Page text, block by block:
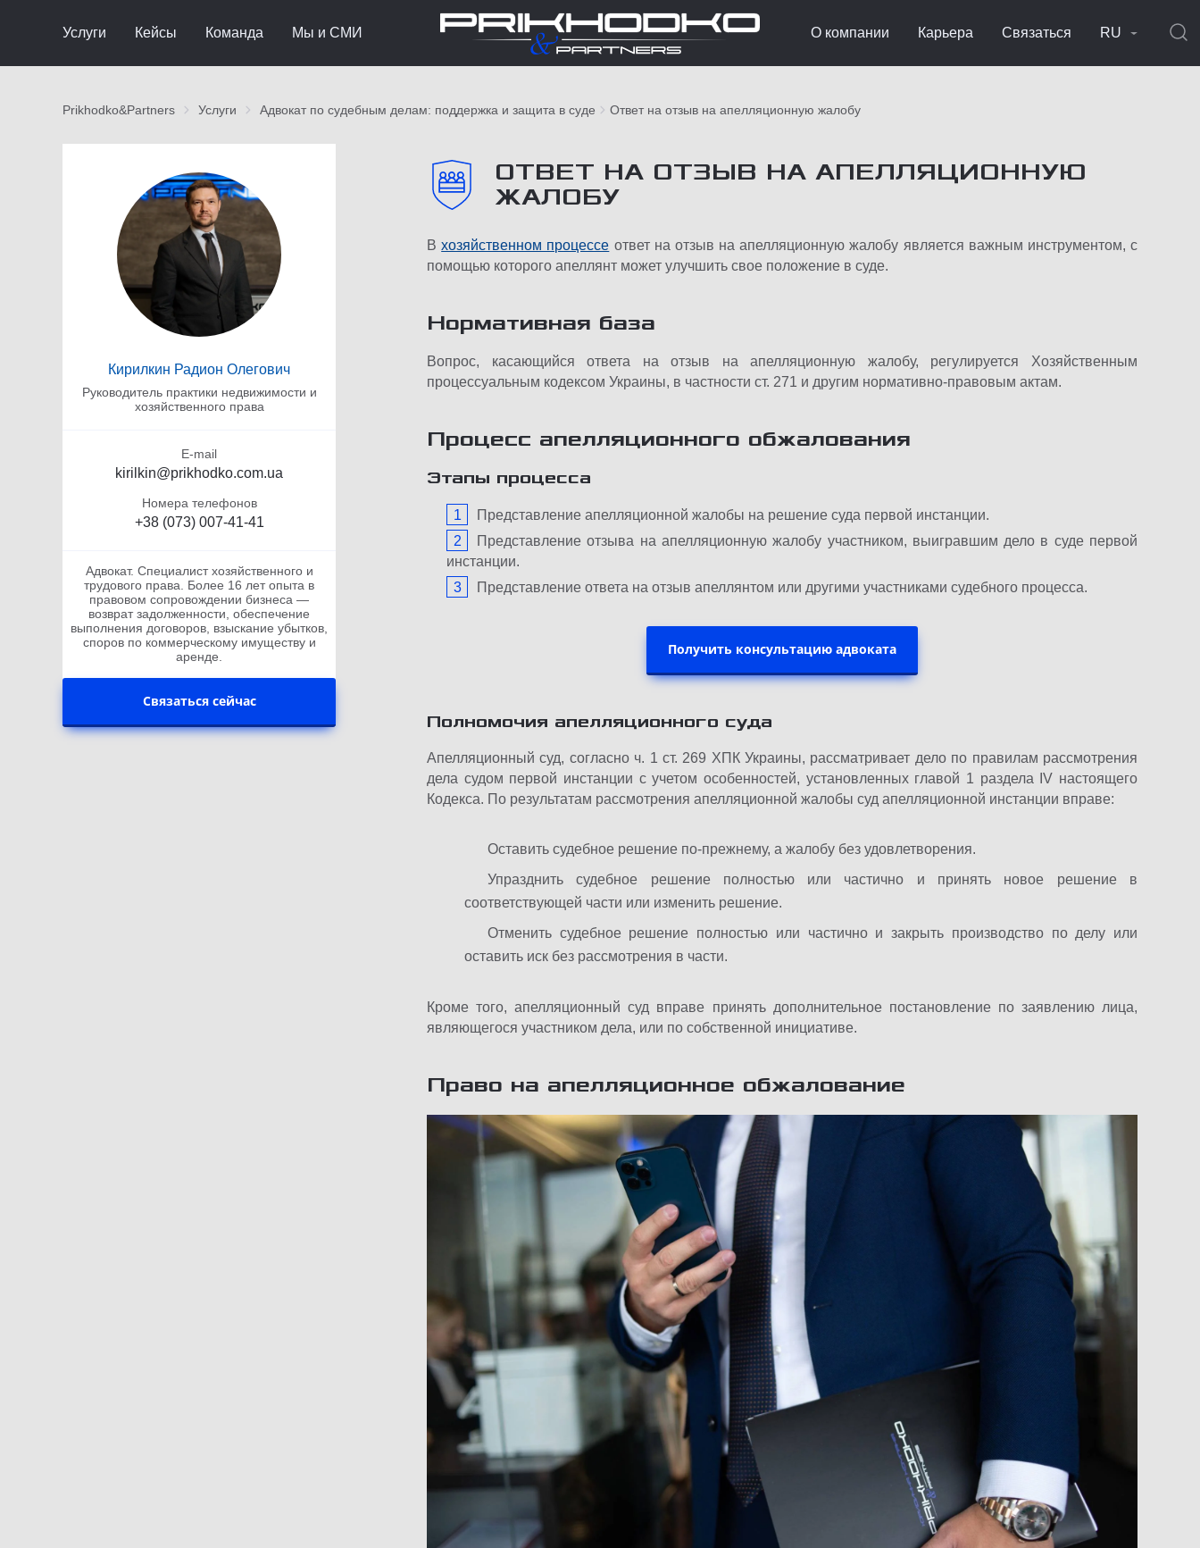
Услуги Кейсы Команда Мы и СМИ О компании Карьера Связаться RU
Prikhodko&Partners Услуги Адвокат по судебным делам: поддержка и защита в суде Ответ на отзыв на апелляционную жалобу
Кирилкин Радион Олегович
Руководитель практики недвижимости и
хозяйственного права
E-mail
kirilkin@prikhodko.com.ua
Номера телефонов
+38 (073) 007-41-41
Адвокат. Специалист хозяйственного и
трудового права. Более 16 лет опыта в
правовом сопровождении бизнеса —
возврат задолженности, обеспечение
выполнения договоров, взыскание убытков,
споров по коммерческому имуществу и
аренде.
Связаться сейчас
ОТВЕТ НА ОТЗЫВ НА АПЕЛЛЯЦИОННУЮ
ЖАЛОБУ
Вхозяйственном процессе ответ на отзыв на апелляционную жалобу является важным инструментом, с
помощью которого апеллянт может улучшить свое положение в суде.
Нормативная база
Вопрос, касающийся ответа на отзыв на апелляционную жалобу, регулируется Хозяйственным
процессуальным кодексом Украины, в частности ст. 271 и другим нормативно-правовым актам.
Процесс апелляционного обжалования
Этапы процесса
Представление апелляционной жалобы на решение суда первой инстанции.
Представление отзыва на апелляционную жалобу участником, выигравшим дело в суде первой
инстанции.
Представление ответа на отзыв апеллянтом или другими участниками судебного процесса.
Получить консультацию адвоката
Полномочия апелляционного суда
Апелляционный суд, согласно ч. 1 ст. 269 ​​ХПК Украины, рассматривает дело по правилам рассмотрения
дела судом первой инстанции с учетом особенностей, установленных главой 1 раздела IV настоящего
Кодекса. По результатам рассмотрения апелляционной жалобы суд апелляционной инстанции вправе:
Оставить судебное решение по-прежнему, а жалобу без удовлетворения.
Упразднить судебное решение полностью или частично и принять новое решение в
соответствующей части или изменить решение.
Отменить судебное решение полностью или частично и закрыть производство по делу или
оставить иск без рассмотрения в части.
Кроме того, апелляционный суд вправе принять дополнительное постановление по заявлению лица,
являющегося участником дела, или по собственной инициативе.
Право на апелляционное обжалование